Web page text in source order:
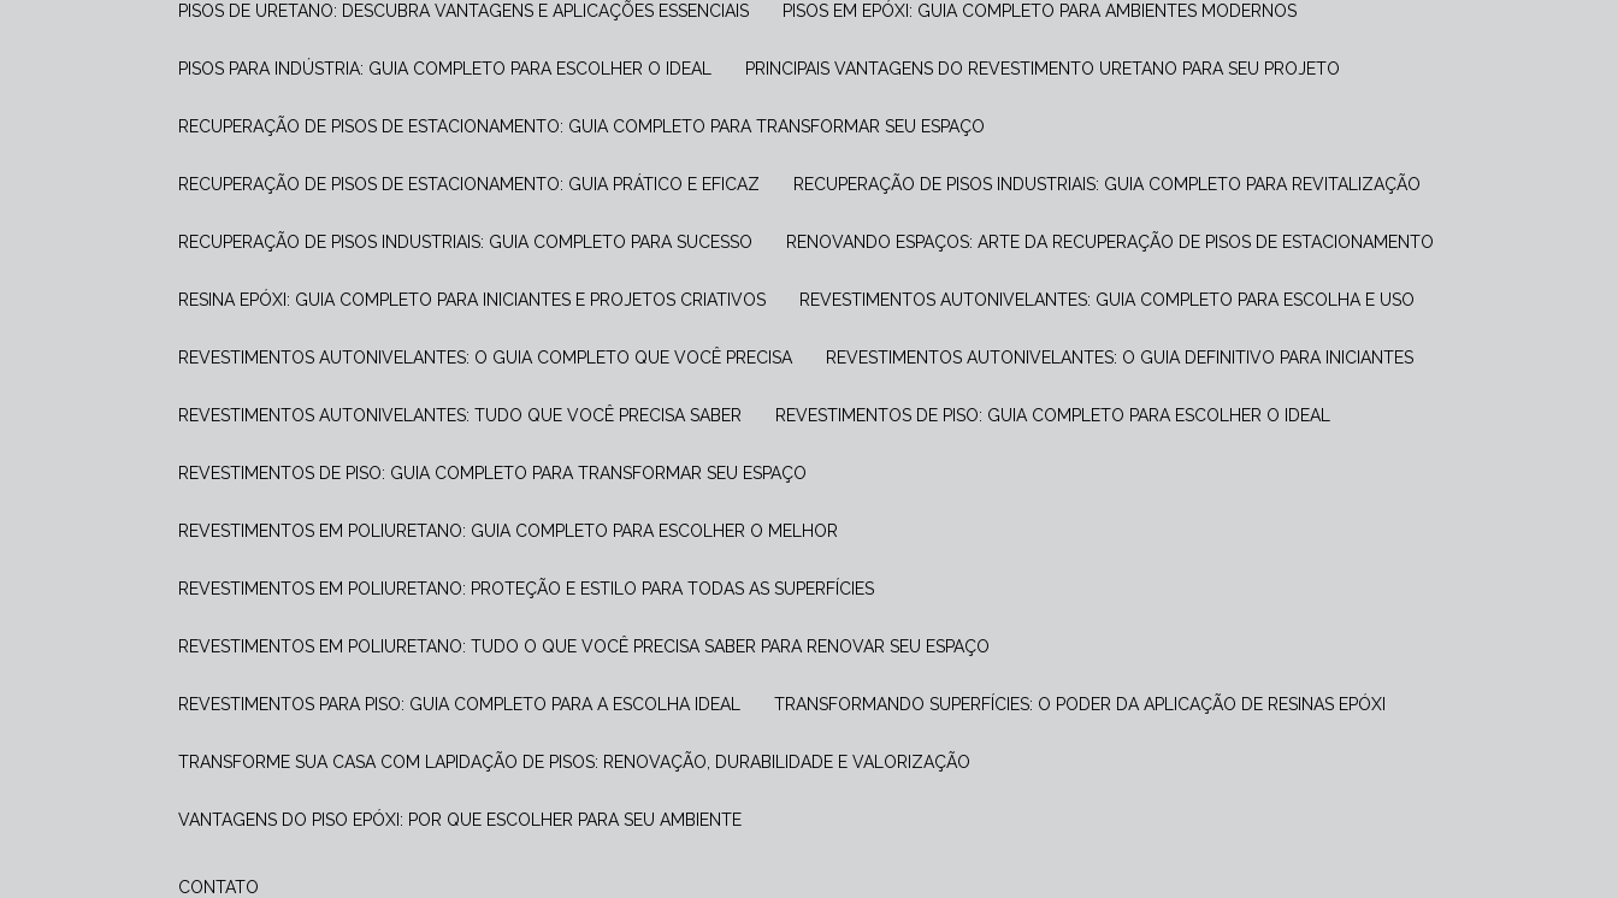
PISOS DE URETANO: DESCUBRA VANTAGENS E APLICAÇÕES ESSENCIAIS PISOS EM EPÓXI: GUIA COMPLETO PARA AMBIENTES MODERNOS
PISOS PARA INDÚSTRIA: GUIA COMPLETO PARA ESCOLHER O IDEAL PRINCIPAIS VANTAGENS DO REVESTIMENTO URETANO PARA SEU PROJETO
RECUPERAÇÃO DE PISOS DE ESTACIONAMENTO: GUIA COMPLETO PARA TRANSFORMAR SEU ESPAÇO
RECUPERAÇÃO DE PISOS DE ESTACIONAMENTO: GUIA PRÁTICO E EFICAZ RECUPERAÇÃO DE PISOS INDUSTRIAIS: GUIA COMPLETO PARA REVITALIZAÇÃO
RECUPERAÇÃO DE PISOS INDUSTRIAIS: GUIA COMPLETO PARA SUCESSO RENOVANDO ESPAÇOS: ARTE DA RECUPERAÇÃO DE PISOS DE ESTACIONAMENTO
RESINA EPÓXI: GUIA COMPLETO PARA INICIANTES E PROJETOS CRIATIVOS REVESTIMENTOS AUTONIVELANTES: GUIA COMPLETO PARA ESCOLHA E USO
REVESTIMENTOS AUTONIVELANTES: O GUIA COMPLETO QUE VOCÊ PRECISA REVESTIMENTOS AUTONIVELANTES: O GUIA DEFINITIVO PARA INICIANTES
REVESTIMENTOS AUTONIVELANTES: TUDO QUE VOCÊ PRECISA SABER REVESTIMENTOS DE PISO: GUIA COMPLETO PARA ESCOLHER O IDEAL
REVESTIMENTOS DE PISO: GUIA COMPLETO PARA TRANSFORMAR SEU ESPAÇO
REVESTIMENTOS EM POLIURETANO: GUIA COMPLETO PARA ESCOLHER O MELHOR
REVESTIMENTOS EM POLIURETANO: PROTEÇÃO E ESTILO PARA TODAS AS SUPERFÍCIES
REVESTIMENTOS EM POLIURETANO: TUDO O QUE VOCÊ PRECISA SABER PARA RENOVAR SEU ESPAÇO
REVESTIMENTOS PARA PISO: GUIA COMPLETO PARA A ESCOLHA IDEAL TRANSFORMANDO SUPERFÍCIES: O PODER DA APLICAÇÃO DE RESINAS EPÓXI
TRANSFORME SUA CASA COM LAPIDAÇÃO DE PISOS: RENOVAÇÃO, DURABILIDADE E VALORIZAÇÃO
VANTAGENS DO PISO EPÓXI: POR QUE ESCOLHER PARA SEU AMBIENTE
CONTATO